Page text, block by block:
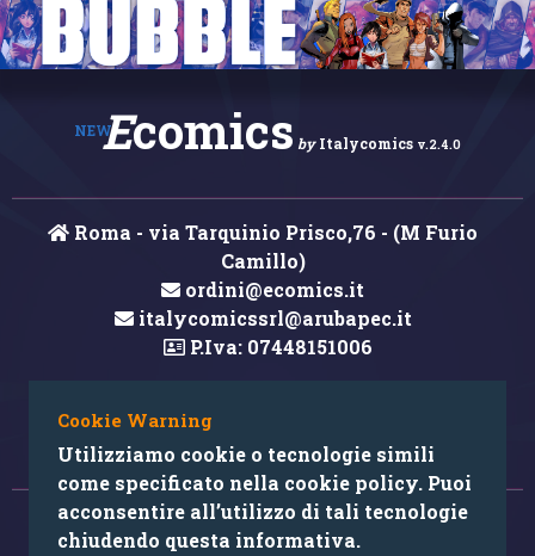
NEWEcomics by Italycomics v.2.4.0
Roma - via Tarquinio Prisco,76 - (M Furio
Camillo)
ordini@ecomics.it
italycomicssrl@arubapec.it
P.Iva: 07448151006
Hai rilevato un errore nei contenuti?
© 2026 Copyright: Ecomics.it by Italycomics Srl
Cookie Warning
Utilizziamo cookie o tecnologie simili
come specificato nella cookie policy. Puoi
acconsentire all’utilizzo di tali tecnologie
chiudendo questa informativa.